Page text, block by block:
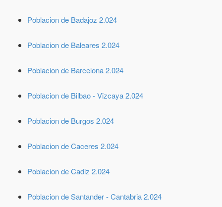
Poblacion de Badajoz 2.024
Poblacion de Baleares 2.024
Poblacion de Barcelona 2.024
Poblacion de Bilbao - Vizcaya 2.024
Poblacion de Burgos 2.024
Poblacion de Caceres 2.024
Poblacion de Cadiz 2.024
Poblacion de Santander - Cantabria 2.024